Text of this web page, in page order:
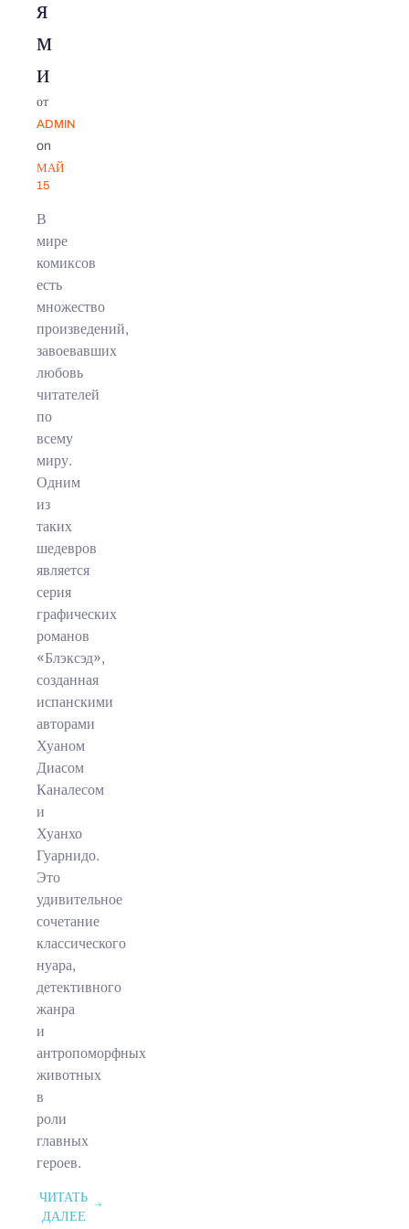
я
м
и
от
ADMIN
on
МАЙ
15
В
мире
комиксов
есть
множество
произведений,
завоевавших
любовь
читателей
по
всему
миру.
Одним
из
таких
шедевров
является
серия
графических
романов
«Блэксэд»,
созданная
испанскими
авторами
Хуаном
Диасом
Каналесом
и
Хуанхо
Гуарнидо.
Это
удивительное
сочетание
классического
нуара,
детективного
жанра
и
антропоморфных
животных
в
роли
главных
героев.
ЧИТАТЬ
ДАЛЕЕ